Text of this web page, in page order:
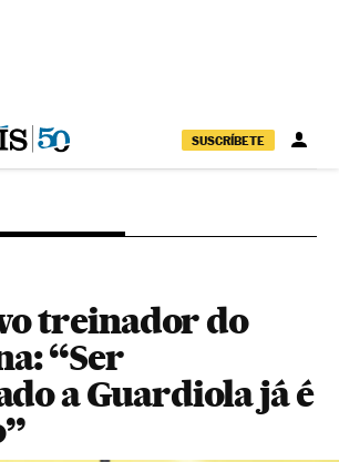
SUSCRÍBETE
treinador do
“Ser
a Guardiola já é